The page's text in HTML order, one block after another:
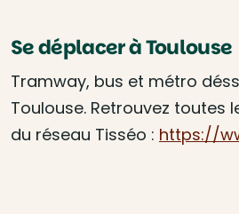
Se déplacer à Toulouse
Tramway, bus et métro
Toulouse. Retrouvez toutes
du réseau Tisséo : https://